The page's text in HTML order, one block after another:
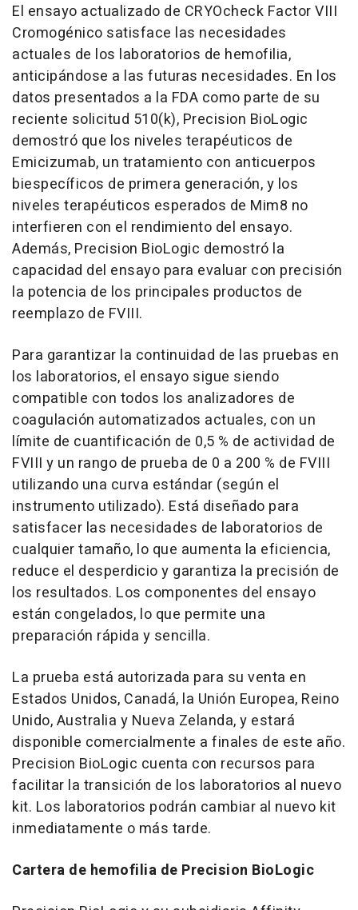
El ensayo actualizado de CRYOcheck Factor VIII
Cromogénico satisface las necesidades
actuales de los laboratorios de hemofilia,
anticipándose a las futuras necesidades. En los
datos presentados a la FDA como parte de su
reciente solicitud 510(k), Precision BioLogic
demostró que los niveles terapéuticos de
Emicizumab, un tratamiento con anticuerpos
biespecíficos de primera generación, y los
niveles terapéuticos esperados de Mim8 no
interfieren con el rendimiento del ensayo.
Además, Precision BioLogic demostró la
capacidad del ensayo para evaluar con precisión
la potencia de los principales productos de
reemplazo de FVIII.
Para garantizar la continuidad de las pruebas en
los laboratorios, el ensayo sigue siendo
compatible con todos los analizadores de
coagulación automatizados actuales, con un
límite de cuantificación de 0,5 % de actividad de
FVIII y un rango de prueba de 0 a 200 % de FVIII
utilizando una curva estándar (según el
instrumento utilizado). Está diseñado para
satisfacer las necesidades de laboratorios de
cualquier tamaño, lo que aumenta la eficiencia,
reduce el desperdicio y garantiza la precisión de
los resultados. Los componentes del ensayo
están congelados, lo que permite una
preparación rápida y sencilla.
La prueba está autorizada para su venta en
Estados Unidos, Canadá, la Unión Europea, Reino
Unido,Australia y Nueva Zelanda, y estará
disponible comercialmente a finales de este año.
Precision BioLogic cuenta con recursos para
facilitar la transición de los laboratorios al nuevo
kit. Los laboratorios podrán cambiar al nuevo kit
inmediatamente o más tarde.
Cartera de hemofilia de Precision BioLogic